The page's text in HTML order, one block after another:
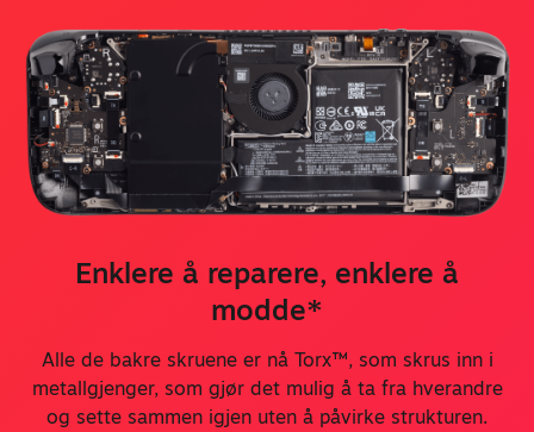
Enklere å reparere, enklere å
modde*
Alle de bakre skruene er nå Torx™, som skrus inn i
metallgjenger, som gjør det mulig å ta fra hverandre
og sette sammen igjen uten å påvirke strukturen.